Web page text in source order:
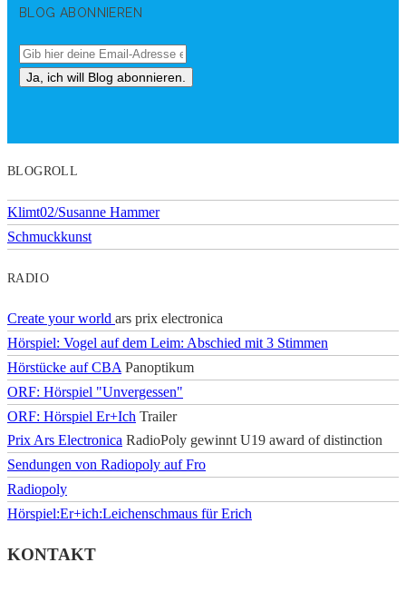
BLOG ABONNIEREN
BLOGROLL
Klimt02/Susanne Hammer
Schmuckkunst
RADIO
Create your world ars prix electronica
Hörspiel: Vogel auf dem Leim: Abschied mit 3 Stimmen
Hörstücke auf CBA Panoptikum
ORF: Hörspiel "Unvergessen"
ORF: Hörspiel Er+Ich Trailer
Prix Ars Electronica RadioPoly gewinnt U19 award of distinction
Sendungen von Radiopoly auf Fro
Radiopoly
Hörspiel:Er+ich:Leichenschmaus für Erich
KONTAKT